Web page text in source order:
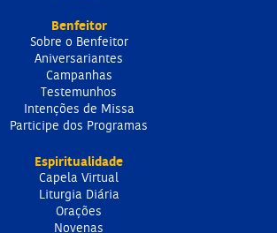
Benfeitor
Sobre o Benfeitor
Aniversariantes
Campanhas
Testemunhos
Intenções de Missa
Participe dos Programas
Espiritualidade
Capela Virtual
Liturgia Diária
Orações
Novenas